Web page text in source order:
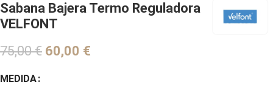
Sabana Bajera Termo Reguladora
VELFONT
75,00€ €
MEDIDA